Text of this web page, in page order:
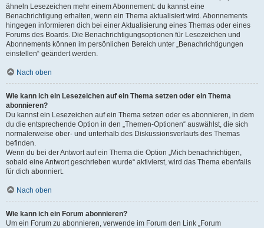
ähneln Lesezeichen mehr einem Abonnement: du kannst eine
Benachrichtigung erhalten, wenn ein Thema aktualisiert wird. Abonnements
hingegen informieren dich bei einer Aktualisierung eines Themas oder eines
Forums des Boards. Die Benachrichtigungsoptionen für Lesezeichen und
Abonnements können im persönlichen Bereich unter „Benachrichtigungen
einstellen“ geändert werden.
Nach oben
Wie kann ich ein Lesezeichen auf ein Thema setzen oder ein Thema
abonnieren?
Du kannst ein Lesezeichen auf ein Thema setzen oder es abonnieren, in dem
du die entsprechende Option in den „Themen-Optionen“ auswählst, die sich
normalerweise ober- und unterhalb des Diskussionsverlaufs des Themas
befinden.
Wenn du bei der Antwort auf ein Thema die Option „Mich benachrichtigen,
sobald eine Antwort geschrieben wurde“ aktivierst, wird das Thema ebenfalls
für dich abonniert.
Nach oben
Wie kann ich ein Forum abonnieren?
Um ein Forum zu abonnieren, verwende im Forum den Link „Forum